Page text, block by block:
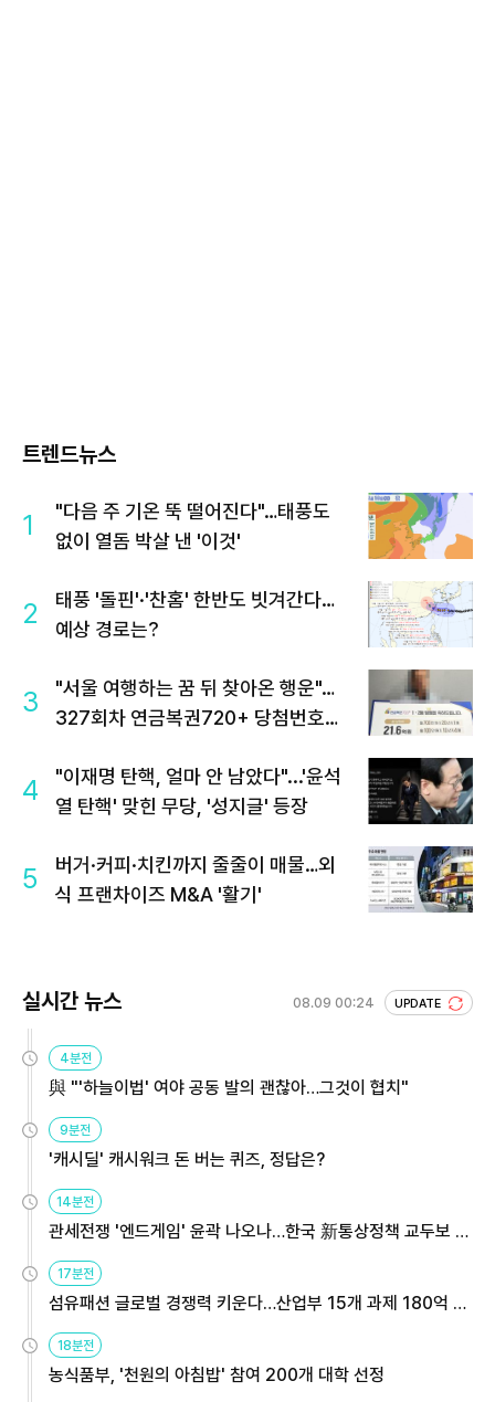
트렌드뉴스
1
"다음 주 기온 뚝 떨어진다"…태풍도
없이 열돔 박살 낸 '이것'
2
태풍 '돌핀'·'찬홈' 한반도 빗겨간다…
예상 경로는?
3
"서울 여행하는 꿈 뒤 찾아온 행운"…
327회차 연금복권720+ 당첨번호조
4
"이재명 탄핵, 얼마 안 남았다"...'윤석
열 탄핵' 맞힌 무당, '성지글' 등장
5
버거·커피·치킨까지 줄줄이 매물…외
식 프랜차이즈 M&A '활기'
실시간 뉴스 08.09 00:24 UPDATE
4분전
與 "'하늘이법' 여야 공동 발의 괜찮아…그것이 협치"
9분전
'캐시딜' 캐시워크 돈 버는 퀴즈, 정답은?
14분전
관세전쟁 '엔드게임' 윤곽 나오나…한국 新통상정책 교두보 활
17분전
섬유패션 글로벌 경쟁력 키운다…산업부 15개 과제 180억 지
18분전
농식품부, '천원의 아침밥' 참여 200개 대학 선정